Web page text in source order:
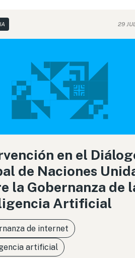
29
en el
de Naciones
la Gobernanza de
Artificial
de internet
artificial